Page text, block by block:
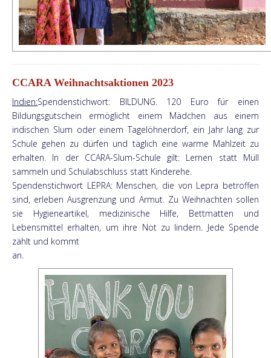
CCARA Weihnachtsaktionen 2023
Indien:Spendenstichwort: BILDUNG. 120 Euro für einen
Bildungsgutschein ermöglicht einem Mädchen aus einem
indischen Slum oder einem Tagelöhnerdorf, ein Jahr lang zur
Schule gehen zu dürfen und täglich eine warme Mahlzeit zu
erhalten. In der CCARA-Slum-Schule gilt: Lernen statt Müll
sammeln und Schulabschluss statt Kinderehe.
Spendenstichwort LEPRA: Menschen, die von Lepra betroffen
sind, erleben Ausgrenzung und Armut. Zu Weihnachten sollen
sie Hygieneartikel, medizinische Hilfe, Bettmatten und
Lebensmittel erhalten, um ihre Not zu lindern. Jede Spende
zählt und kommt
an.